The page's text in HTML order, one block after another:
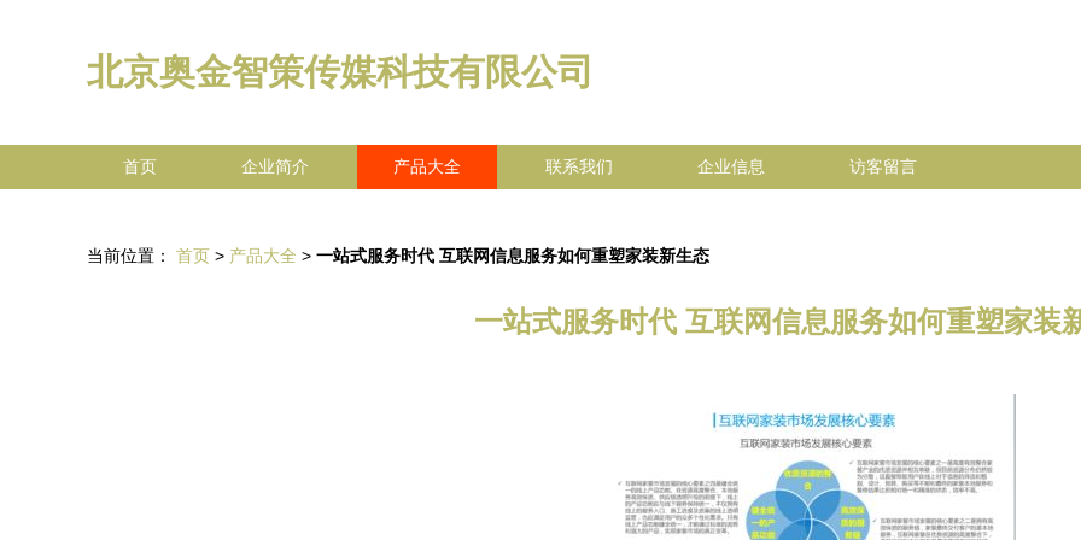
北京奥金智策传媒科技有限公司
首页 企业简介 产品大全 联系我们 企业信息 访客留言
当前位置： 首页 > 产品大全 > 一站式服务时代 互联网信息服务如何重塑家装新生态
一站式服务时代 互联网信息服务如何重塑家装